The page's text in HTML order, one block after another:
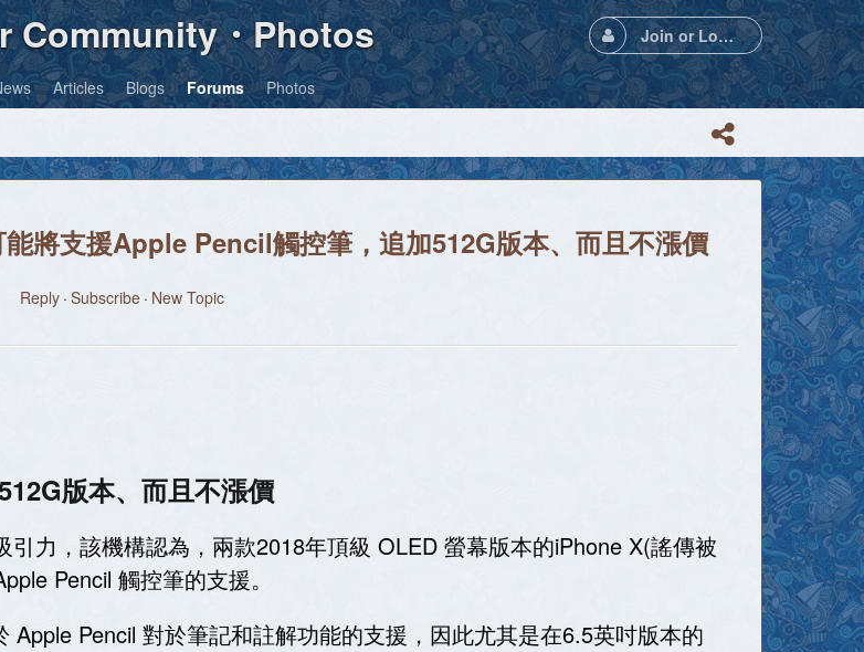
Community・Photos Join or Login
Articles Blogs Forums Photos
將支援Apple Pencil觸控筆，追加512G版本、而且不漲價
Reply Subscribe New Topic
版本、而且不漲價
力，該機構認為，兩款2018年頂級 OLED 螢幕版本的iPhone X(謠傳被
Pencil 觸控筆的支援。
Pencil 對於筆記和註解功能的支援，因此尤其是在6.5英吋版本的